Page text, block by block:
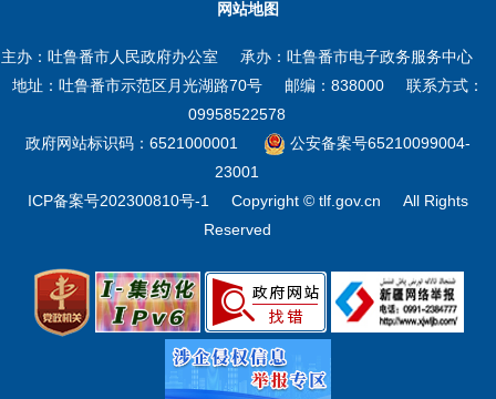
网站地图
主办：吐鲁番市人民政府办公室
承办：吐鲁番市电子政务服务中心
地址：吐鲁番市示范区月光湖路70号
邮编：838000
联系方式：
09958522578
政府网站标识码：6521000001
公安备案号65210099004-
23001
ICP备案号202300810号-1
Copyright © tlf.gov.cn
All Rights
Reserved